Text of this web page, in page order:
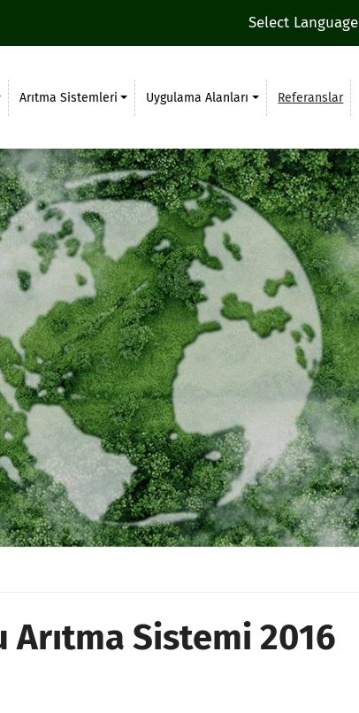
Select Language
Arıtma Sistemleri Uygulama Alanları Referanslar
Sistemi 2016